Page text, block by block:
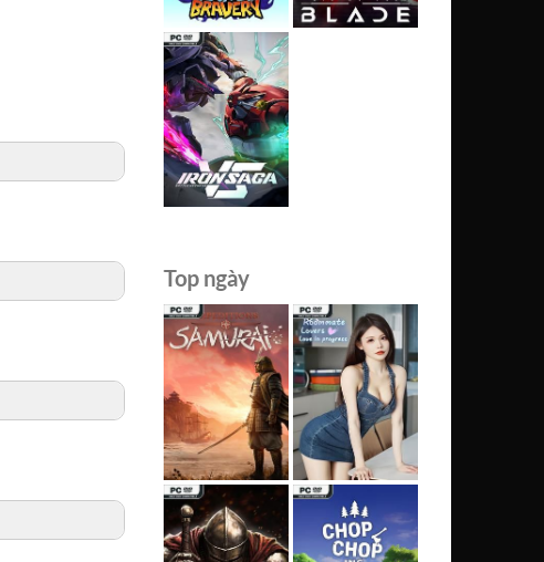
Top ngày